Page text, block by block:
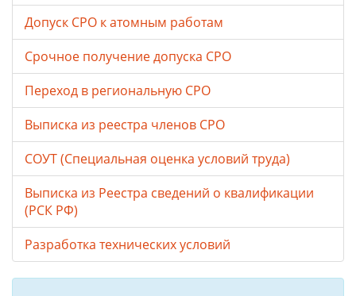
Допуск СРО к атомным работам
Срочное получение допуска СРО
Переход в региональную СРО
Выписка из реестра членов СРО
СОУТ (Специальная оценка условий труда)
Выписка из Реестра сведений о квалификации
(РСК РФ)
Разработка технических условий